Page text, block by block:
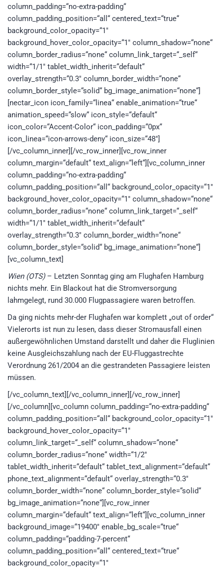
column_padding=“no-extra-padding“
column_padding_position=“all“ centered_text=“true“
background_color_opacity=“1″
background_hover_color_opacity=“1″ column_shadow=“none“
column_border_radius=“none“ column_link_target=“_self“
width=“1/1″ tablet_width_inherit=“default“
overlay_strength=“0.3″ column_border_width=“none“
column_border_style=“solid“ bg_image_animation=“none“]
[nectar_icon icon_family=“linea“ enable_animation=“true“
animation_speed=“slow“ icon_style=“default“
icon_color=“Accent-Color“ icon_padding=“0px“
icon_linea=“icon-arrows-deny“ icon_size=“48″]
[/vc_column_inner][/vc_row_inner][vc_row_inner
column_margin=“default“ text_align=“left“][vc_column_inner
column_padding=“no-extra-padding“
column_padding_position=“all“ background_color_opacity=“1″
background_hover_color_opacity=“1″ column_shadow=“none“
column_border_radius=“none“ column_link_target=“_self“
width=“1/1″ tablet_width_inherit=“default“
overlay_strength=“0.3″ column_border_width=“none“
column_border_style=“solid“ bg_image_animation=“none“]
[vc_column_text]
Wien (OTS)– Letzten Sonntag ging am Flughafen Hamburg
nichts mehr. Ein Blackout hat die Stromversorgung
lahmgelegt, rund 30.000 Flugpassagiere waren betroffen.
Da ging nichts mehr-der Flughafen war komplett „out of order“
Vielerorts ist nun zu lesen, dass dieser Stromausfall einen
außergewöhnlichen Umstand darstellt und daher die Fluglinien
keine Ausgleichszahlung nach der EU-Fluggastrechte
Verordnung 261/2004 an die gestrandeten Passagiere leisten
müssen.
[/vc_column_text][/vc_column_inner][/vc_row_inner]
[/vc_column][vc_column column_padding=“no-extra-padding“
column_padding_position=“all“ background_color_opacity=“1″
background_hover_color_opacity=“1″
column_link_target=“_self“ column_shadow=“none“
column_border_radius=“none“ width=“1/2″
tablet_width_inherit=“default“ tablet_text_alignment=“default“
phone_text_alignment=“default“ overlay_strength=“0.3″
column_border_width=“none“ column_border_style=“solid“
bg_image_animation=“none“][vc_row_inner
column_margin=“default“ text_align=“left“][vc_column_inner
background_image=“19400″ enable_bg_scale=“true“
column_padding=“padding-7-percent“
column_padding_position=“all“ centered_text=“true“
background_color_opacity=“1″